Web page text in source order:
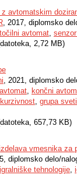
avtomatskim
, 2017, diplomsko
točilni avtomat,
2,72 MB)
, 2021, diplomsko
avtomat, končni
, grupa
657,73 KB)
vmesnika za
diplomsko delo/
igralniške tehnologije,